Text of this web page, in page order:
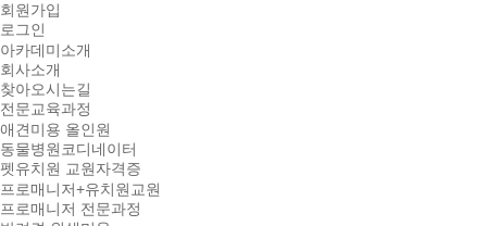
회원가입
로그인
아카데미소개
회사소개
찾아오시는길
전문교육과정
애견미용 올인원
동물병원코디네이터
펫유치원 교원자격증
프로매니저+유치원교원
프로매니저 전문과정